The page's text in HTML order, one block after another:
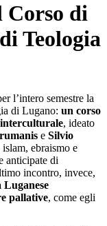
di
Teologia
l’intero semestre la
di Lugano: un corso
, ideato
e Silvio
ebraismo e
anticipate di
incontro, invece,
pallative, come egli